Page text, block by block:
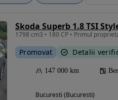
Skoda Superb 1.8 TSI
1798 cm3 • 180 CP • Primul
Promovat Detalii
147 000 km
Bucuresti (Bucuresti)